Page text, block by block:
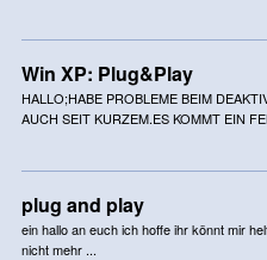
Win XP: Plug&Play
HALLO;HABE PROBLEME BEIM
AUCH SEIT KURZEM.ES KOMMT EIN
plug and play
ein hallo an euch ich hoffe ihr könnt mir
nicht mehr ...